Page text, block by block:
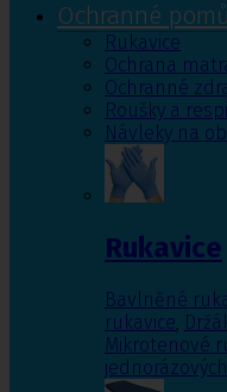
Ochranné
Rukavice
Ochrana
Ochranné
Roušky a
Návleky na
Rukavice
Bavlněné
rukavice,
Mikrotenové